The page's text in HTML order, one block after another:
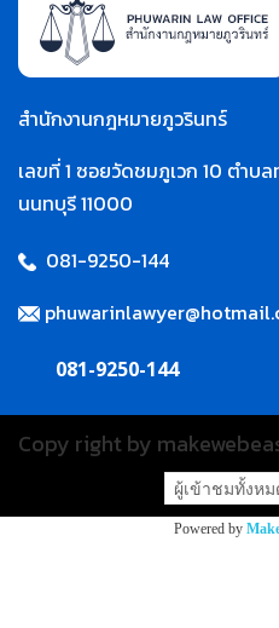
สำนักงานกฎหมายภูวรินทร์
เลขที่ 1 ซอยวัดชมภูเวก 10 ตำบล
นนทบุรี 11000
081-9250-144
081-9250-144
Copy right by
ผู้เข้าชมทั้งหม
Powered by